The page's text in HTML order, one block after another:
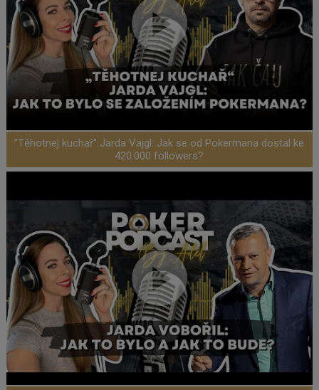
"Těhotnej kuchař" Jarda Vajgl: Jak se od Pokermana dostal ke
420.000 followers?